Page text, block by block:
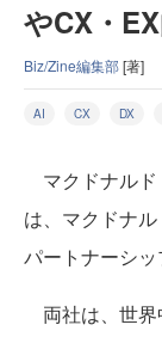
やCX・
Biz/Zine編集部[著]
AI CX DX
マクドナルド
は、マクドナル
パートナーシッ
両社は、世界